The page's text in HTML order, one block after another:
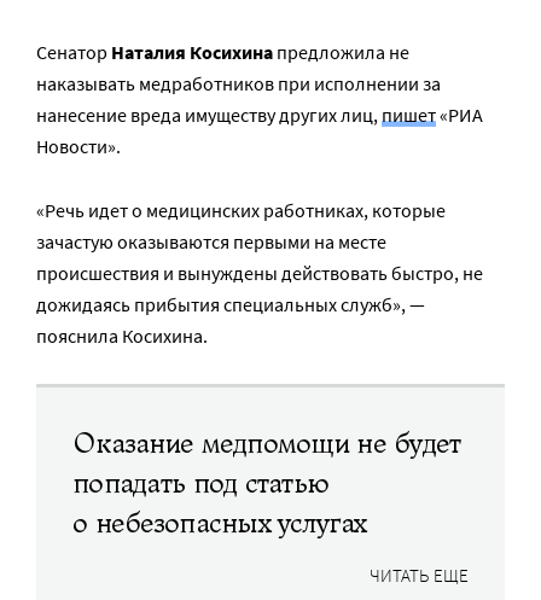
Сенатор Наталия Косихина предложила не
наказывать медработников при исполнении за
нанесение вреда имуществу других лиц,пишет«РИА
Новости».
«Речь идет о медицинских работниках, которые
зачастую оказываются первыми на месте
происшествия и вынуждены действовать быстро, не
дожидаясь прибытия специальных служб», —
пояснила Косихина.
Оказание медпомощи не будет
попадать под статью
о небезопасных услугах
ЧИТАТЬ ЕЩЕ